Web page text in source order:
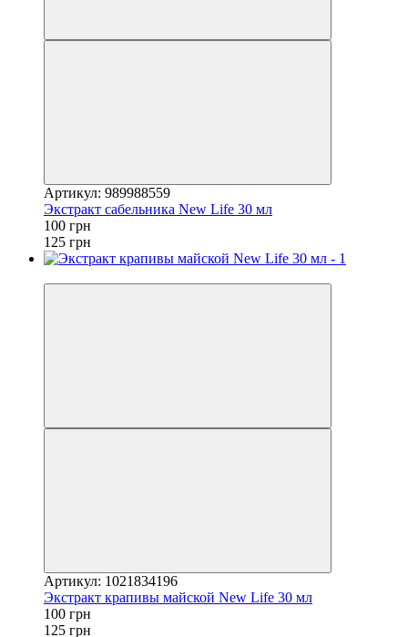
Артикул: 989988559
Экстракт сабельника New Life 30 мл
100 грн
125 грн
Артикул: 1021834196
Экстракт крапивы майской New Life 30 мл
100 грн
125 грн